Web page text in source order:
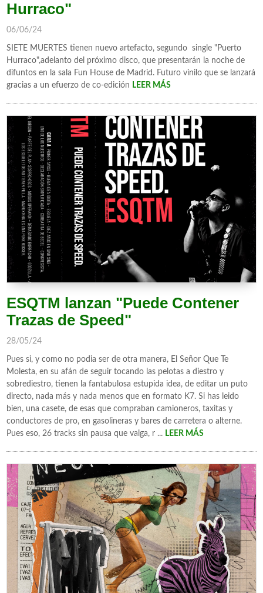
Hurraco"
06/06/24
SIETE MUERTES tienen nuevo artefacto, segundo single "Puerto
Hurraco",adelanto del próximo disco, que presentarán la noche de
difuntos en la sala Fun House de Madrid. Futuro vinilo que se lanzará
gracias a un efuerzo de co-edición LEER MÁS
ESQTM lanzan "Puede Contener
Trazas de Speed"
28/05/24
Pues si, y como no podia ser de otra manera, El Señor Que Te
Molesta, en su afán de seguir tocando las pelotas a diestro y
sobrediestro, tienen la fantabulosa estupida idea, de editar un puto
directo, nada más y nada menos que en formato K7. Si has leido
bien, una casete, de esas que compraban camioneros, taxitas y
conductores de pro, en gasolineras y bares de carretera o alterne.
Pues eso, 26 tracks sin pausa que valga, r ... LEER MÁS